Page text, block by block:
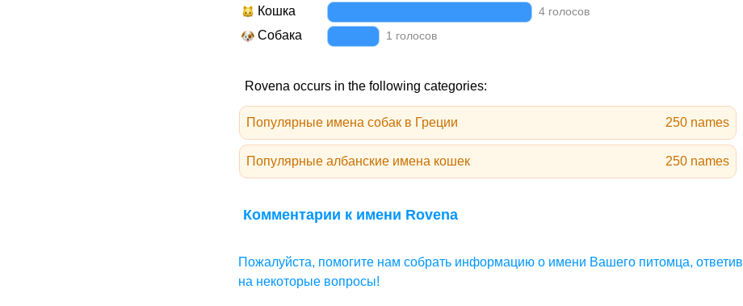
Кошка 4 голосов
Собака 1 голосов
Rovena occurs in the following categories:
Популярные имена собак в Греции 250 names
Популярные албанские имена кошек 250 names
Комментарии к имени Rovena
Пожалуйста, помогите нам собрать информацию о имени Вашего питомца, ответив
на некоторые вопросы!